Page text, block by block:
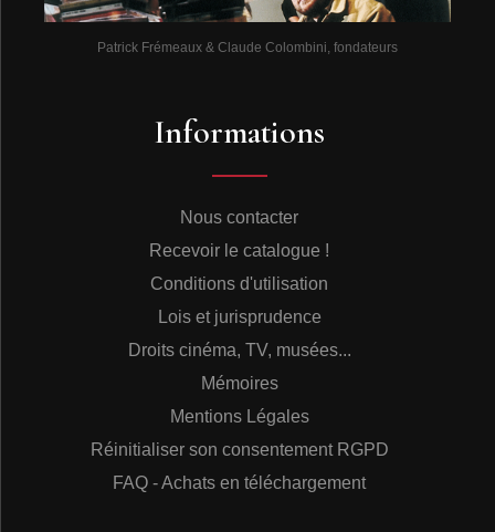
Patrick Frémeaux & Claude Colombini, fondateurs
Informations
Nous contacter
Recevoir le catalogue !
Conditions d'utilisation
Lois et jurisprudence
Droits cinéma, TV, musées...
Mémoires
Mentions Légales
Réinitialiser son consentement RGPD
FAQ - Achats en téléchargement